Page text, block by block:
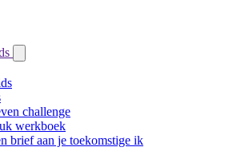
challenge
werkboek
brief aan je toekomstige ik